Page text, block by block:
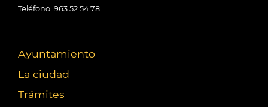
Teléfono: 963 52 54 78
Ayuntamiento
La ciudad
Trámites